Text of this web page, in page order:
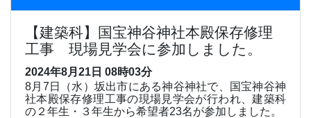
【建築科】国宝神谷神社本殿保存修理
工事 現場見学会に参加しました。
2024年8月21日 08時03分
8月 7 日（水）坂出市にある神谷神社で、国宝神谷神
社本殿保存修理工事の現場見学会が行われ、建築科
の２年生・３年生から希望者23名が参加しました。